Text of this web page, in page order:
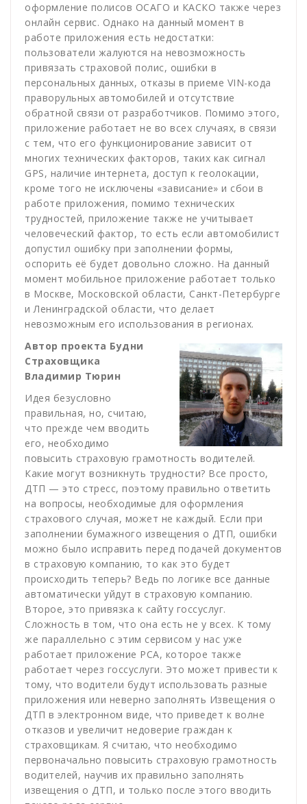
оформление полисов ОСАГО и КАСКО также через
онлайн сервис. Однако на данный момент в
работе приложения есть недостатки:
пользователи жалуются на невозможность
привязать страховой полис, ошибки в
персональных данных, отказы в приеме VIN-кода
праворульных автомобилей и отсутствие
обратной связи от разработчиков. Помимо этого,
приложение работает не во всех случаях, в связи
с тем, что его функционирование зависит от
многих технических факторов, таких как сигнал
GPS, наличие интернета, доступ к геолокации,
кроме того не исключены «зависание» и сбои в
работе приложения, помимо технических
трудностей, приложение также не учитывает
человеческий фактор, то есть если автомобилист
допустил ошибку при заполнении формы,
оспорить её будет довольно сложно. На данный
момент мобильное приложение работает только
в Москве, Московской области, Санкт-Петербурге
и Ленинградской области, что делает
невозможным его использования в регионах.
Автор проекта Будни
Страховщика
Владимир Тюрин
Идея безусловно
правильная, но, считаю,
что прежде чем вводить
его, необходимо
повысить страховую грамотность водителей.
Какие могут возникнуть трудности? Все просто,
ДТП — это стресс, поэтому правильно ответить
на вопросы, необходимые для оформления
страхового случая, может не каждый. Если при
заполнении бумажного извещения о ДТП, ошибки
можно было исправить перед подачей документов
в страховую компанию, то как это будет
происходить теперь? Ведь по логике все данные
автоматически уйдут в страховую компанию.
Второе, это привязка к сайту госсуслуг.
Сложность в том, что она есть не у всех. К тому
же параллельно с этим сервисом у нас уже
работает приложение РСА, которое также
работает через госсуслуги. Это может привести к
тому, что водители будут использовать разные
приложения или неверно заполнять Извещения о
ДТП в электронном виде, что приведет к волне
отказов и увеличит недоверие граждан к
страховщикам. Я считаю, что необходимо
первоначально повысить страховую грамотность
водителей, научив их правильно заполнять
извещения о ДТП, и только после этого вводить